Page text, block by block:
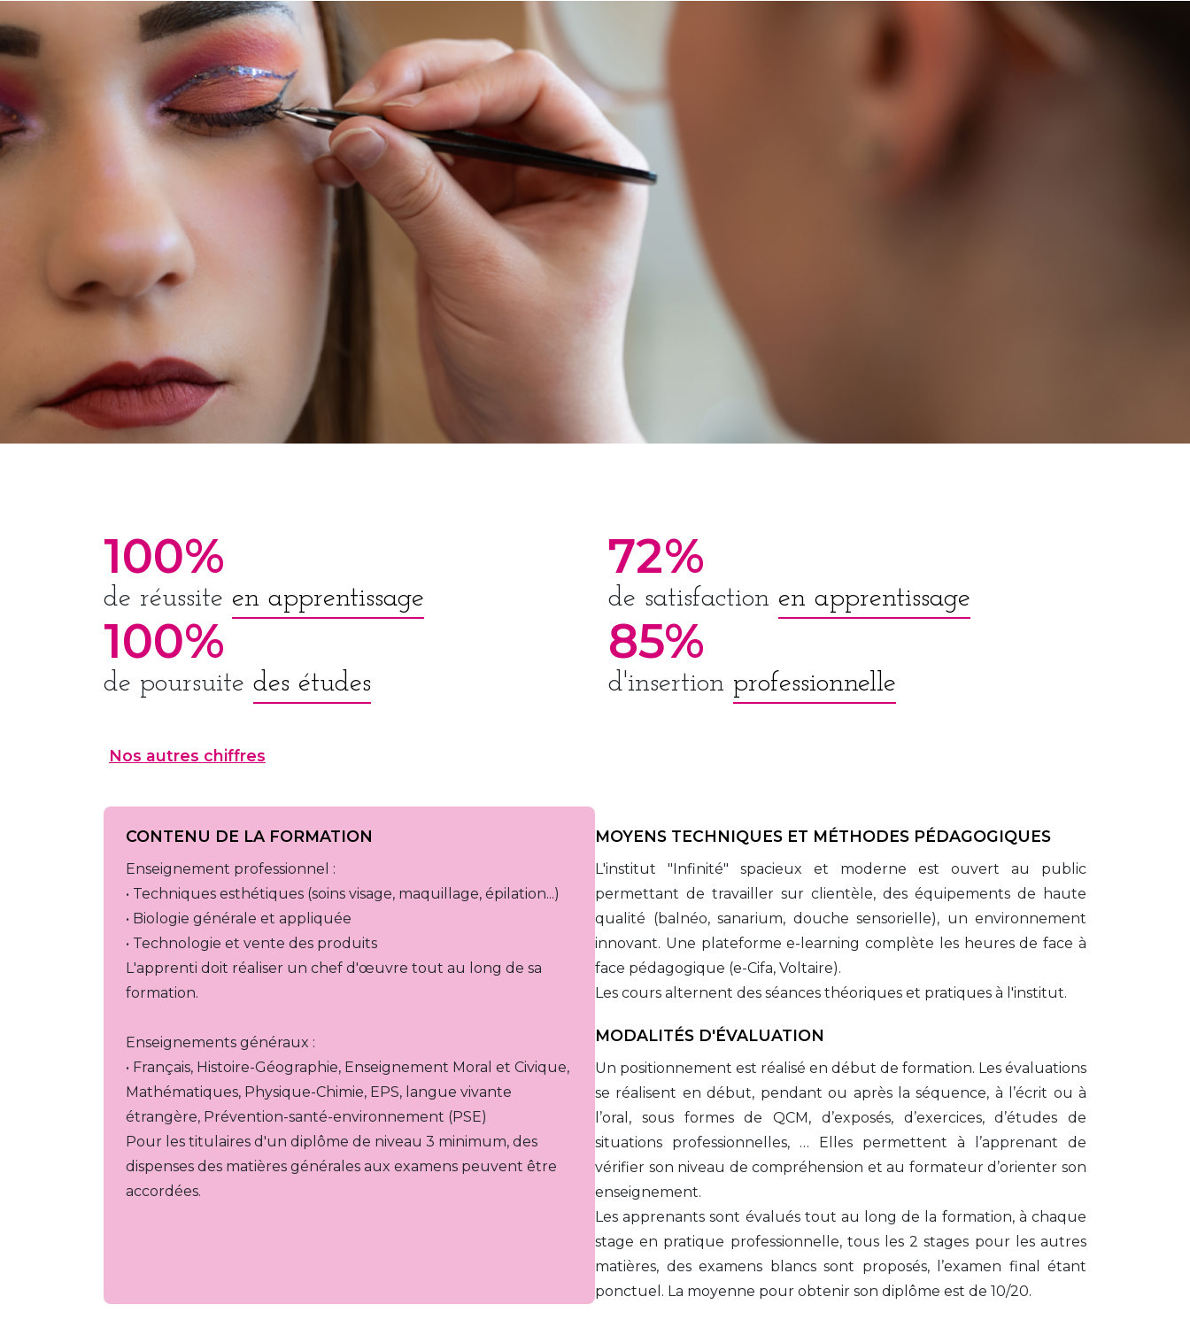
100%
de réussite en apprentissage
72%
de satisfaction en apprentissage
100%
de poursuite des études
85%
d'insertion professionnelle
Nos autres chiffres
CONTENU DE LA FORMATION
Enseignement professionnel :
• Techniques esthétiques (soins visage, maquillage, épilation...)
• Biologie générale et appliquée
• Technologie et vente des produits
L'apprenti doit réaliser un chef d'œuvre tout au long de sa
formation.
Enseignements généraux :
• Français, Histoire-Géographie, Enseignement Moral et Civique,
Mathématiques, Physique-Chimie, EPS, langue vivante
étrangère, Prévention-santé-environnement (PSE)
Pour les titulaires d'un diplôme de niveau 3 minimum, des
dispenses des matières générales aux examens peuvent être
accordées.
MOYENS TECHNIQUES ET MÉTHODES PÉDAGOGIQUES
L'institut "Infinité" spacieux et moderne est ouvert au public
permettant de travailler sur clientèle, des équipements de haute
qualité (balnéo, sanarium, douche sensorielle), un environnement
innovant. Une plateforme e-learning complète les heures de face à
face pédagogique (e-Cifa, Voltaire).
Les cours alternent des séances théoriques et pratiques à l'institut.
MODALITÉS D'ÉVALUATION
Un positionnement est réalisé en début de formation. Les évaluations
se réalisent en début, pendant ou après la séquence, à l’écrit ou à
l’oral, sous formes de QCM, d’exposés, d’exercices, d’études de
situations professionnelles, … Elles permettent à l’apprenant de
vérifier son niveau de compréhension et au formateur d’orienter son
enseignement.
Les apprenants sont évalués tout au long de la formation, à chaque
stage en pratique professionnelle, tous les 2 stages pour les autres
matières, des examens blancs sont proposés, l’examen final étant
ponctuel. La moyenne pour obtenir son diplôme est de 10/20.